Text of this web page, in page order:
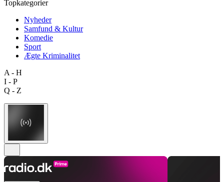
Topkategorier
Nyheder
Samfund & Kultur
Komedie
Sport
Ægte Kriminalitet
A - H
I - P
Q - Z